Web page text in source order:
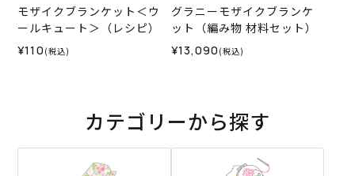
モザイクブランケット＜ウ
ールキュート＞（レシピ）
¥110 (税込)
グラニーモザイクブランケ
ット（編み物 材料セット）
¥13,090 (税込)
カテゴリーから探す